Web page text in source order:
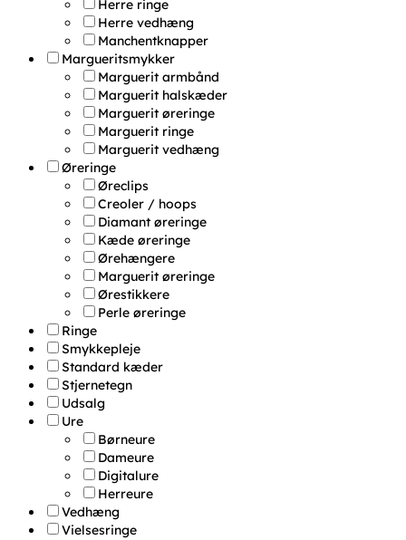
Herre ringe
Herre vedhæng
Manchentknapper
Margueritsmykker
Marguerit armbånd
Marguerit halskæder
Marguerit øreringe
Marguerit ringe
Marguerit vedhæng
Øreringe
Øreclips
Creoler / hoops
Diamant øreringe
Kæde øreringe
Ørehængere
Marguerit øreringe
Ørestikkere
Perle øreringe
Ringe
Smykkepleje
Standard kæder
Stjernetegn
Udsalg
Ure
Børneure
Dameure
Digitalure
Herreure
Vedhæng
Vielsesringe